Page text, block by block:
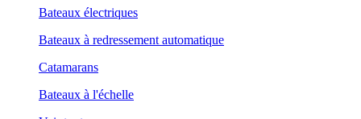
Bateaux électriques
Bateaux à redressement automatique
Catamarans
Bateaux à l'échelle